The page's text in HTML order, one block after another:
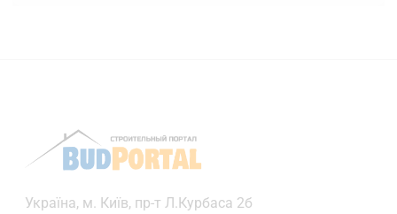
Українa, м. Київ, пр-т Л.Курбаса 2б